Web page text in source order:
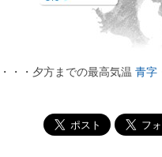
・・・夕方までの最高気温 青字